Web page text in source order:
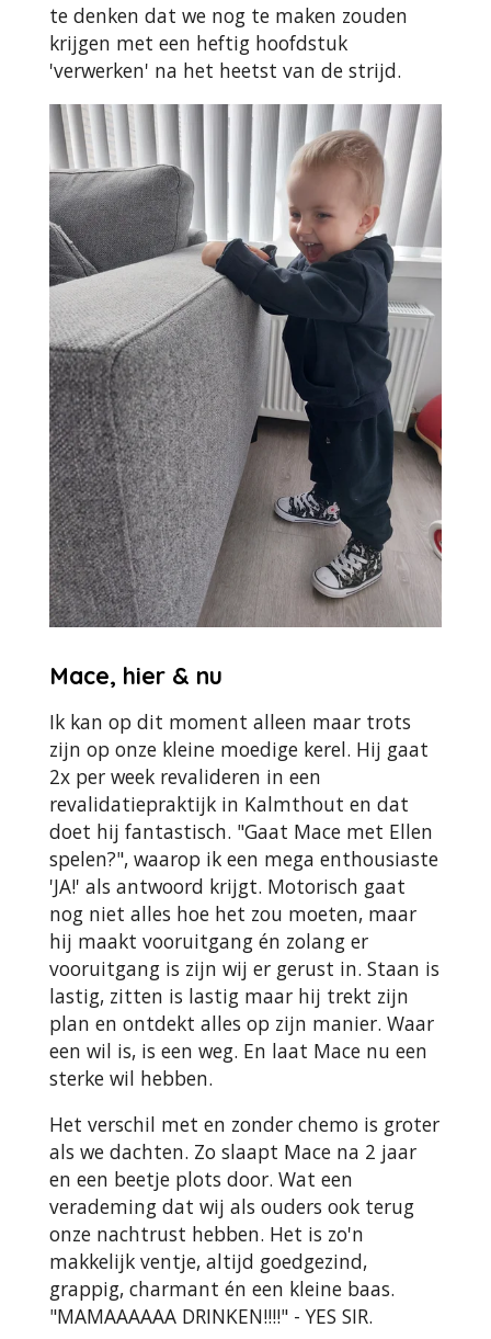
te denken dat we nog te maken zouden
krijgen met een heftig hoofdstuk
'verwerken' na het heetst van de strijd.
Mace, hier & nu
Ik kan op dit moment alleen maar trots
zijn op onze kleine moedige kerel. Hij gaat
2x per week revalideren in een
revalidatiepraktijk in Kalmthout en dat
doet hij fantastisch. "Gaat Mace met Ellen
spelen?", waarop ik een mega enthousiaste
'JA!' als antwoord krijgt. Motorisch gaat
nog niet alles hoe het zou moeten, maar
hij maakt vooruitgang én zolang er
vooruitgang is zijn wij er gerust in. Staan is
lastig, zitten is lastig maar hij trekt zijn
plan en ontdekt alles op zijn manier. Waar
een wil is, is een weg. En laat Mace nu een
sterke wil hebben.
Het verschil met en zonder chemo is groter
als we dachten. Zo slaapt Mace na 2 jaar
en een beetje plots door. Wat een
verademing dat wij als ouders ook terug
onze nachtrust hebben. Het is zo'n
makkelijk ventje, altijd goedgezind,
grappig, charmant én een kleine baas.
"MAMAAAAAA DRINKEN!!!!" - YES SIR.